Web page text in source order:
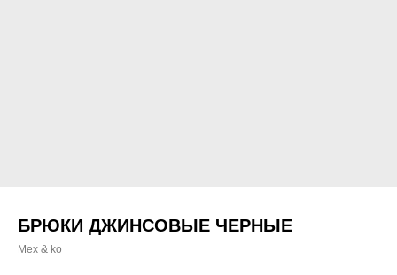
БРЮКИ ДЖИНСОВЫЕ ЧЕРНЫЕ
Mex & ko